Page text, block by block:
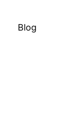
Blog